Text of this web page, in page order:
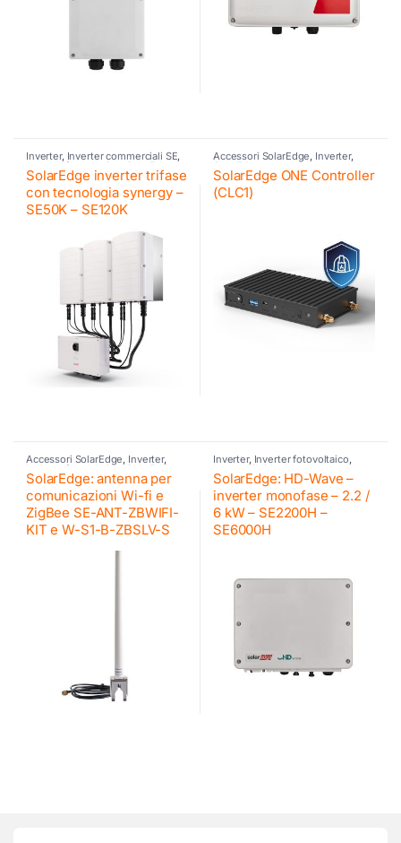
Inverter, Inverter commerciali SE,
Inverter fotovoltaico SolarEdge
SolarEdge inverter trifase
con tecnologia synergy –
SE50K – SE120K
Accessori SolarEdge, Inverter,
SolarEdge
SolarEdge ONE Controller
(CLC1)
Accessori SolarEdge, Inverter,
Inverter fotovoltaico SolarEdge
SolarEdge: antenna per
comunicazioni Wi-fi e
ZigBee SE-ANT-ZBWIFI-
KIT e W-S1-B-ZBSLV-S
Inverter, Inverter fotovoltaico,
Inverter ibrido
residenziali SE ,SolarEdge,
SolarEdge
SolarEdge: HD-Wave –
inverter monofase – 2.2 /
6 kW – SE2200H –
SE6000H